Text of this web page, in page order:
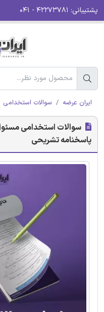
پشتیبانی:
ایران عرضه سوالات استخدامی
پاسخنامه تشریحی